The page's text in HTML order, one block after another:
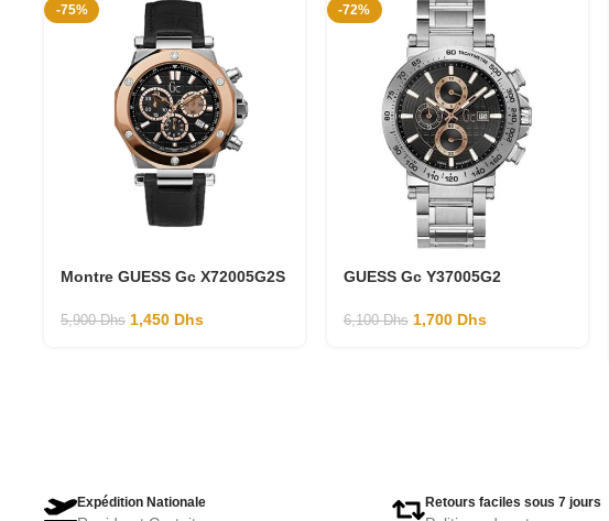
-75%
Montre GUESS Gc X72005G2S
5,900Dhs 1,450 Dhs
-72%
GUESS Gc Y37005G2
6,100Dhs 1,700 Dhs
Expédition Nationale Retours faciles sous 7 jours